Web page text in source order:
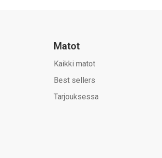
Matot
Kaikki matot
Best sellers
Tarjouksessa